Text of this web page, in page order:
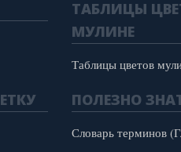
ТАБЛИЦЫ
МУЛИНЕ
Таблицы цветов
ПОЛЕЗНО
Словарь терминов